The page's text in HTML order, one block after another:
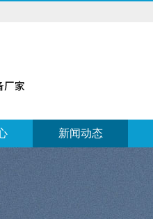
新闻动态